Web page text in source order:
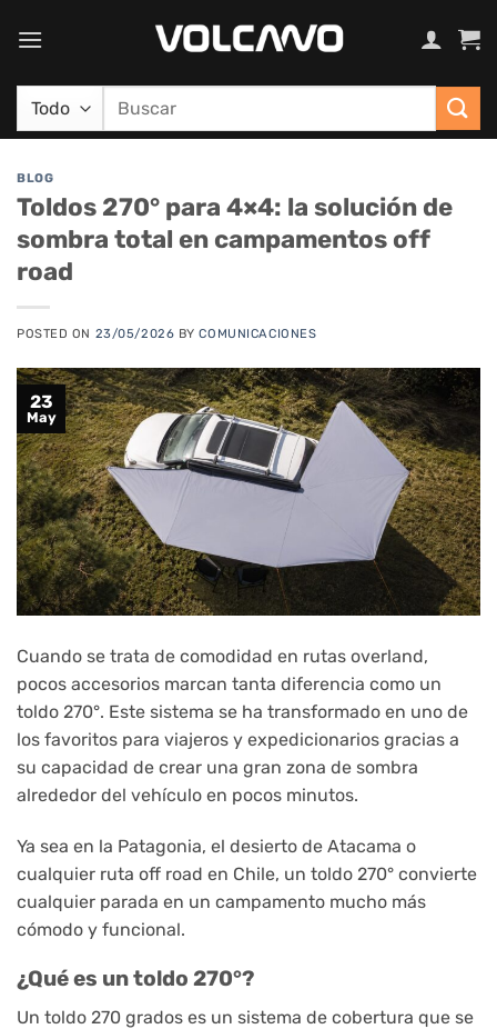
Buscar
BLOG
Toldos 270° para 4×4: la solución de
sombra total en campamentos off
road
POSTED ON 23/05/2026 BYCOMUNICACIONES
23
May
Cuando se trata de comodidad en rutas overland,
pocos accesorios marcan tanta diferencia como un
toldo 270°. Este sistema se ha transformado en uno de
los favoritos para viajeros y expedicionarios gracias a
su capacidad de crear una gran zona de sombra
alrededor del vehículo en pocos minutos.
Ya sea en la Patagonia, el desierto de Atacama o
cualquier ruta off road en Chile, un toldo 270° convierte
cualquier parada en un campamento mucho más
cómodo y funcional.
¿Qué es un toldo 270°?
Un toldo 270 grados es un sistema de cobertura que se